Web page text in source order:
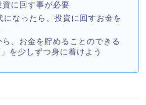
に回す事が必要
になったら、投資に回すお金を
、お金を貯めることのできる
」を少しずつ身に着けよう